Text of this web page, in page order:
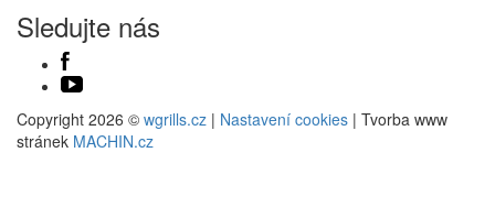
Sledujte nás
Copyright 2026 © wgrills.cz | Nastavení cookies | Tvorba www
stránek MACHIN.cz